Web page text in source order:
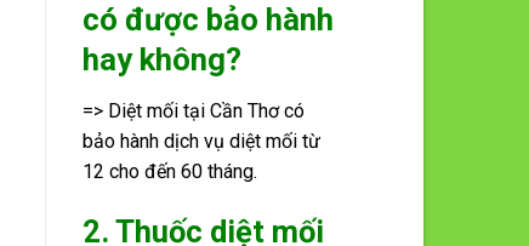
có được bảo hành
hay không?
=> Diệt mối tại Cần Thơ có
bảo hành dịch vụ diệt mối từ
12 cho đến 60 tháng.
2. Thuốc diệt mối